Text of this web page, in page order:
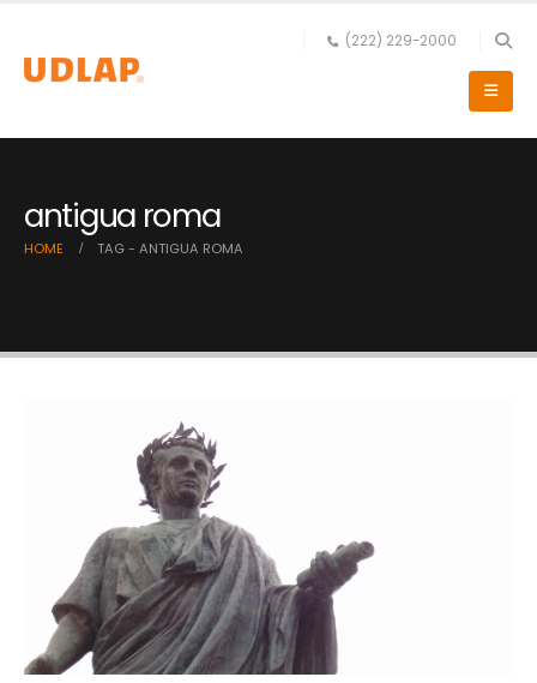
(222) 229-2000
antigua roma
HOME TAG - ANTIGUA ROMA